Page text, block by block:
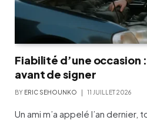
Fiabilité d’une occasion
avant de signer
BY ERIC SEHOUNKO 11 JUILLET 2026
Un ami m’a appelé l’an